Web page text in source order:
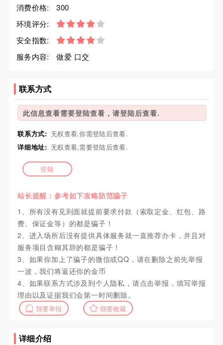
消费价格:
300
环境评分:
安全指数:
服务内容:
做爱 口交
联系方式
此信息查看需要登陆查看，请登陆后查看.
联系方式: 无权查看,你需登陆后查看.
详细地址: 无权查看,需要登陆后查看.
登陆
站长提醒：参考如下攻略防范骗子
1、所有没有见到面就提前要求付款（索取定金、红包、路
费、保证金等）的都是骗子！
2、进入场所后没有提供具体服务就一直推荐办卡，并且对
服务项目含糊其辞的都是骗子！
3、如果你加上了骗子的微信或QQ，请在删除之前先举报
一波，我们将返还你的金币
4、如果联系方式涉及到个人隐私，请点击举报，填写举报
理由以及证据我们会第一时间删除。
我要举报 我要收藏
详细介绍